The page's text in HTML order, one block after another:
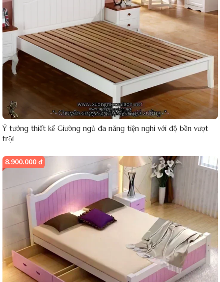
Ý tưởng thiết kế Giường ngủ đa năng tiện nghi với độ bền vượt
trội
8.900.000 đ